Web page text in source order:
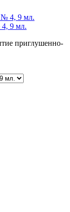
9 мл.
приглушенно-